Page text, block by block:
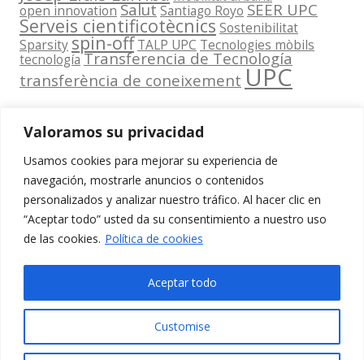
Valoramos su privacidad
Usamos cookies para mejorar su experiencia de
navegación, mostrarle anuncios o contenidos
personalizados y analizar nuestro tráfico. Al hacer clic en
“Aceptar todo” usted da su consentimiento a nuestro uso
de las cookies. Política de cookies
Customise
Aceptar todo
open innovation SalutSantiago Royo SEER UPC
Serveis cientificotècnics Sostenibilitat
Sparsityspin-off TALP UPC Tecnologies mòbils
tecnología Transferencia de Tecnología
transferència de coneixement UPC
Contacta
amb
nosaltres
Edifici
Girona 1-3
Barcelona
www.cit.upc.edu
+34 93 405 44
03
Segueix-nos